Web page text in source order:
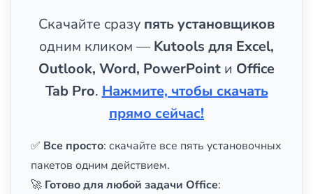
Скачайте сразу пять установщиков
одним кликом — Kutools для Excel,
Outlook, Word, PowerPoint и Office
Tab Pro.Нажмите, чтобы скачать
прямо сейчас!
✅ Все просто: скачайте все пять установочных
пакетов одним действием.
🚀 Готово для любой задачи Office: